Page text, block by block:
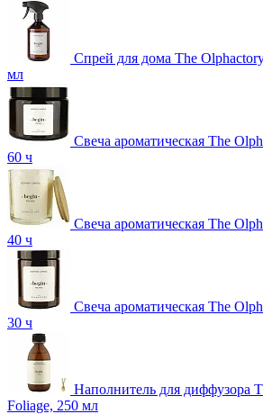
Спрей для дома The
мл
Свеча ароматическая The
60 ч
Свеча ароматическая The
40 ч
Свеча ароматическая The
30 ч
Наполнитель для диффузора
Foliage, 250 мл